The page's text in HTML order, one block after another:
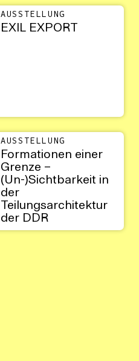
AUSSTELLUNG
EXIL EXPORT
AUSSTELLUNG
Formationen einer
Grenze –
(Un-)Sichtbarkeit in
der
Teilungsarchitektur
der DDR